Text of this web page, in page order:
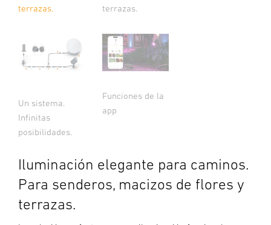
terrazas.
terrazas.
Un sistema.
Infinitas
posibilidades.
Funciones de la
app
Iluminación elegante para caminos.
Para senderos, macizos de flores y
terrazas.